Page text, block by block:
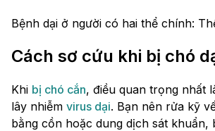
Bệnh dại ở người có hai thể chính:
Cách sơ cứu khi bị chó
Khi bị chó cắn, điều quan trọng nhất
lây nhiễm virus dại. Bạn nên rửa kỹ
bằng cồn hoặc dung dịch sát